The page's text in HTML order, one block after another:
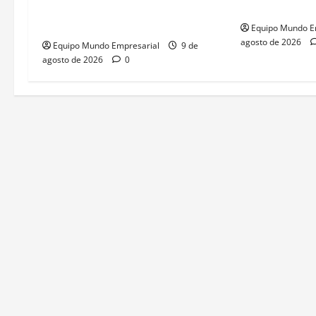
Equipo Mundo Empresarial
9 de
agosto de 2026
0
Equipo Mundo
agosto de 2026